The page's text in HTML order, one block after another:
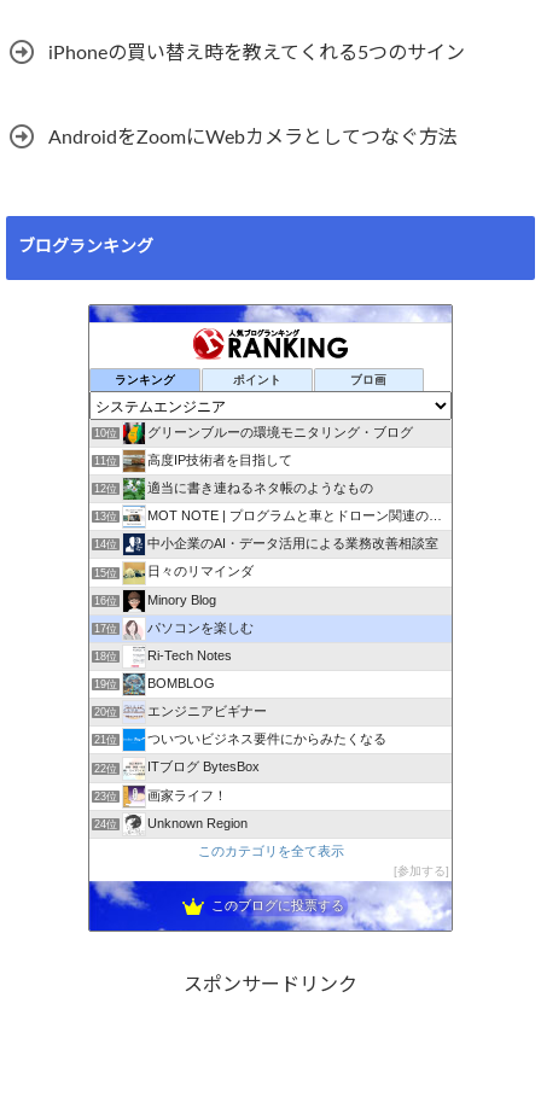
iPhoneの買い替え時を教えてくれる5つのサイン
AndroidをZoomにWebカメラとしてつなぐ方法
ブログランキング
ランキング ポイント ブロ画
10位 グリーンブルーの環境モニタリング・ブログ
11位 高度IP技術者を目指して
12位 適当に書き連ねるネタ帳のようなもの
13位 MOT NOTE | プログラムと車とドローン関連のメモ
14位 中小企業のAI・データ活用による業務改善相談室
15位 日々のリマインダ
16位 Minory Blog
17位 パソコンを楽しむ
18位 Ri-Tech Notes
19位 BOMBLOG
20位 エンジニアビギナー
21位 ついついビジネス要件にからみたくなる
22位 ITブログ BytesBox
23位 画家ライフ！
24位
Unknown Region
このカテゴリを全て表示
参加する
このブログに投票する
スポンサードリンク